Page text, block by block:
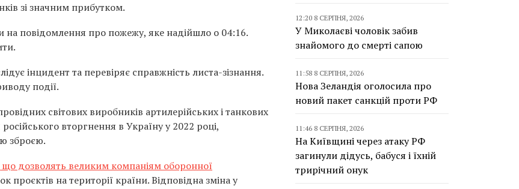
зі значним прибутком.
на повідомлення про пожежу, яке надійшло о 04:16.
інцидент та перевіряє справжність листа-зізнання.
події.
світових виробників артилерійських і танкових
вторгнення в Україну у 2022 році,
зброєю.
дозволять великим компаніям оборонної
на території країни. Відповідна зміна у
12:20 8 СЕРПНЯ, 2026
У Миколаєві чоловік забив
знайомого до смерті сапою
11:58 8 СЕРПНЯ, 2026
Нова Зеландія оголосила про
новий пакет санкцій проти РФ
11:46 8 СЕРПНЯ, 2026
На Київщині через атаку РФ
загинули дідусь, бабуся і їхній
трирічний онук